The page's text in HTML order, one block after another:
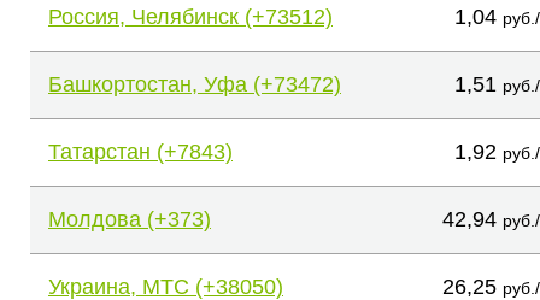
Россия, Челябинск (+73512) 1,04
Башкортостан, Уфа (+73472) 1,51
Татарстан (+7843) 1,92
Молдова (+373) 42,94
Украина, МТС (+38050) 26,25